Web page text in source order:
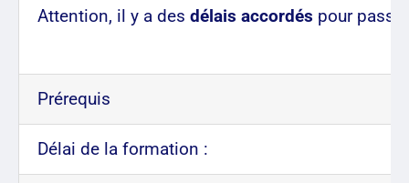
Attention, il y a des délais accordés pour
Prérequis
Délai de la formation :